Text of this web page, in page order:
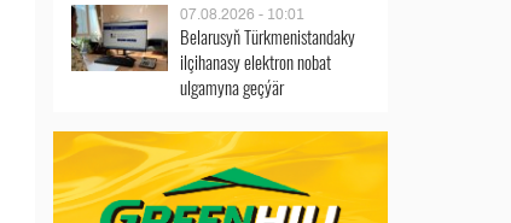
07.08.2026 - 10:01
Belarusyň Türkmenistandaky
ilçihanasy elektron nobat
ulgamyna geçýär